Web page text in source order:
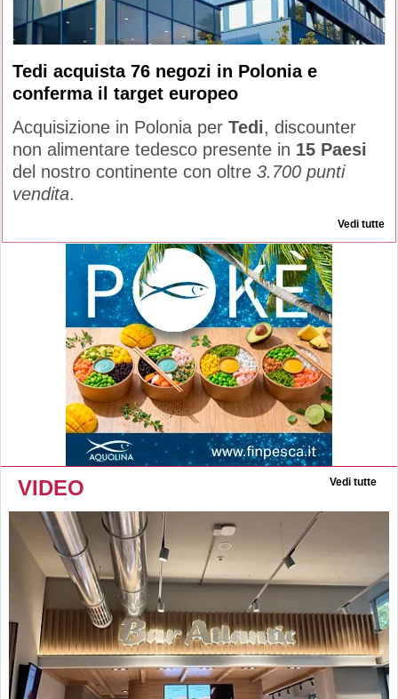
Tedi acquista 76 negozi in Polonia e
conferma il target europeo
Acquisizione in Polonia per Tedi, discounter
non alimentare tedesco presente in 15 Paesi
del nostro continente con oltre 3.700 punti
vendita.
Vedi tutte
VIDEO Vedi tutte